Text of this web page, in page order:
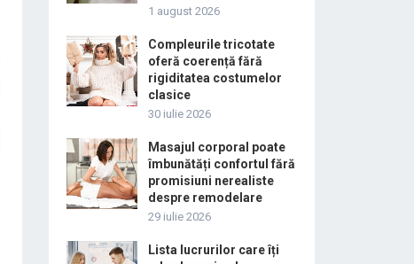
1 august 2026
Compleurile tricotate
oferă coerență fără
rigiditatea costumelor
clasice
30 iulie 2026
Masajul corporal poate
îmbunătăți confortul fără
promisiuni nerealiste
despre remodelare
29 iulie 2026
Lista lucrurilor care îți